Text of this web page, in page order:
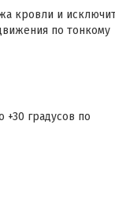
кровли и
по тонкому
градусов по